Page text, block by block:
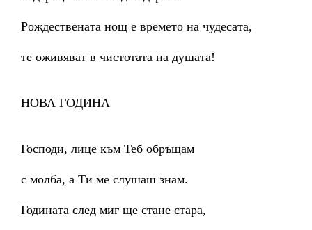
Рождествената нощ е времето на чудесата,
те оживяват в чистотата на душата!
НОВА ГОДИНА
Господи, лице към Теб обръщам
с молба, а Ти ме слушаш знам.
Годината след миг ще стане стара,